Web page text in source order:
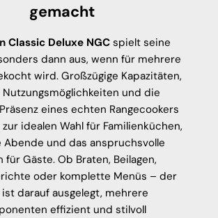
gemacht
Classic Deluxe NGC spielt seine
dann aus, wenn für mehrere
wird. Großzügige Kapazitäten,
und die
eines echten Rangecookers
idealen Wahl für Familienküchen,
Abende und das anspruchsvolle
für Gäste. Ob Braten, Beilagen,
oder komplette Menüs – der
ist darauf ausgelegt, mehrere
effizient und stilvoll